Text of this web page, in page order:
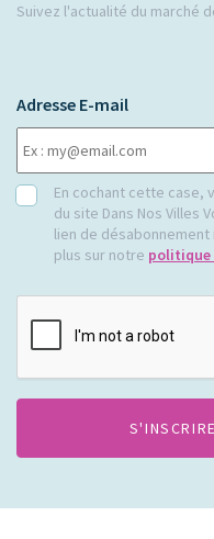
Suivez l'actualité du marché
Adresse E-mail
RGPDEn cochant cette case,
du site Dans Nos Villes
lien de
plus sur notre